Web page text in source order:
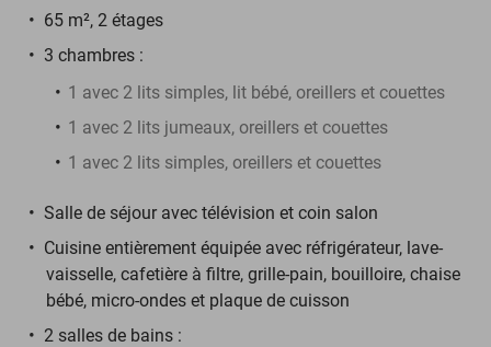
65 m², 2 étages
3 chambres :
1 avec 2 lits simples, lit bébé, oreillers et couettes
1 avec 2 lits jumeaux, oreillers et couettes
1 avec 2 lits simples, oreillers et couettes
Salle de séjour avec télévision et coin salon
Cuisine entièrement équipée avec réfrigérateur, lave-
vaisselle, cafetière à filtre, grille-pain, bouilloire, chaise
bébé, micro-ondes et plaque de cuisson
2 salles de bains :